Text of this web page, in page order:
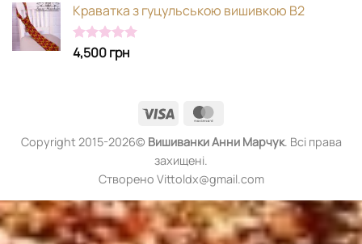
Краватка з гуцульською вишивкою В2
Оцінено в
з 5
4,500грн
Visa
Copyright 2015-2026© ВишиванкиАнни Марчук. Всі права
захищені.
Створено Vittoldx@gmail.com